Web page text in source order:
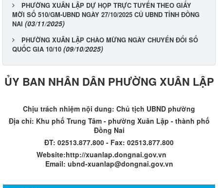
PHƯỜNG XUÂN LẬP DỰ HỌP TRỰC TUYẾN THEO GIẤY
MỜI SỐ 510/GM-UBND NGÀY 27/10/2025 CỦ UBND TỈNH ĐỒNG
NAI (03/11/2025)
PHƯỜNG XUÂN LẬP CHÀO MỪNG NGÀY CHUYỂN ĐỔI SỐ
QUỐC GIA 10/10 (09/10/2025)
ỦY BAN NHÂN DÂN PHƯỜNG XUÂN LẬP
Chịu trách nhiệm nội dung: Chủ tịch UBND phường
Địa chỉ: Khu phố Trung Tâm - phường Xuân Lập - thành phố
Đồng Nai
ĐT: 02513.877.800 - Fax: 02513.877.800
Website:http://xuanlap.dongnai.gov.vn
Email: ubnd-xuanlap@dongnai.gov.vn​